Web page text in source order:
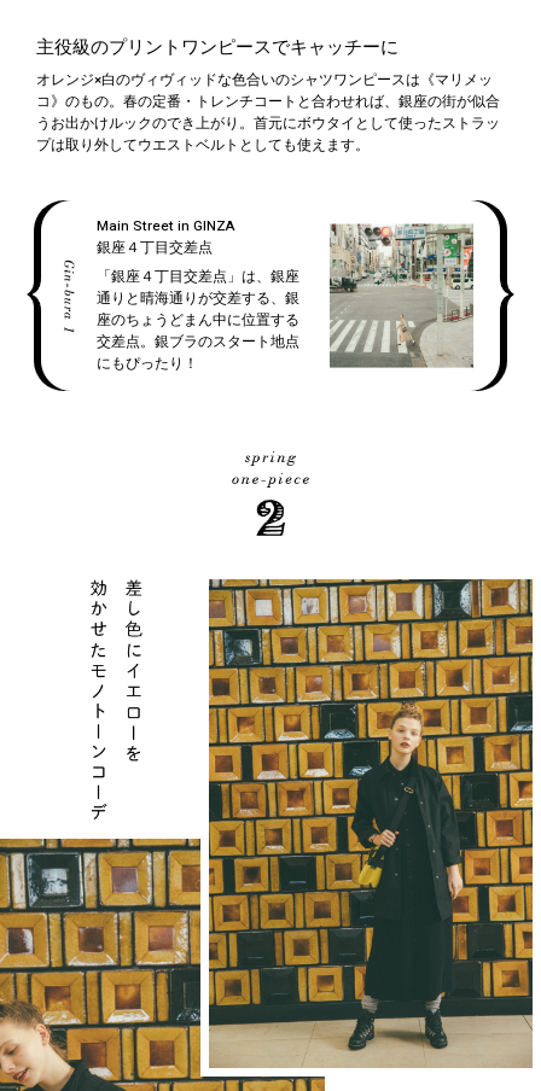
主役級のプリントワンピースでキャッチーに
オレンジ×白のヴィヴィッドな色合いのシャツワンピースは《マリメッ
コ》のもの。春の定番・トレンチコートと合わせれば、銀座の街が似合
うお出かけルックのでき上がり。首元にボウタイとして使ったストラッ
プは取り外してウエストベルトとしても使えます。
Main Street in GINZA
銀座４丁目交差点
「銀座４丁目交差点」は、銀座
通りと晴海通りが交差する、銀
座のちょうどまん中に位置する
交差点。銀ブラのスタート地点
にもぴったり！